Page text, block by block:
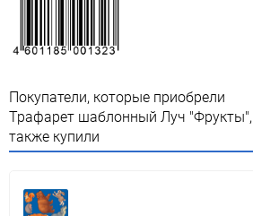
Покупатели, которые приобрели
Трафарет шаблонный Луч "Фрукты",
также купили